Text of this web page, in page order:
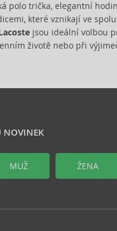
polo trička, elegantní
které vznikají ve
jsou ideální volbou
životě nebo při
NOVINEK
MUŽ ŽENA